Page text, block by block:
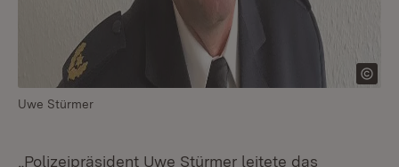
Uwe Stürmer
„Polizeipräsident Uwe Stürmer leitete das